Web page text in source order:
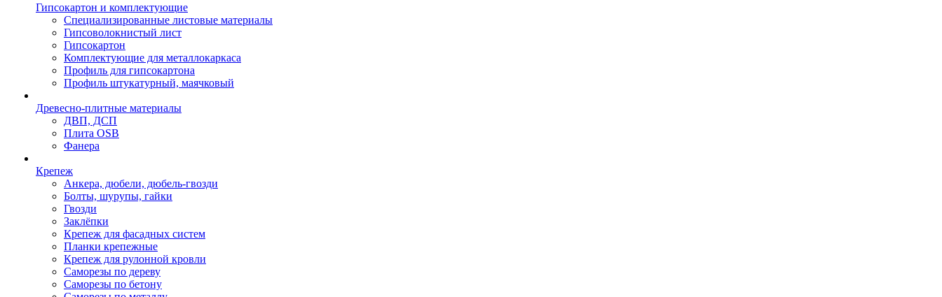
Гипсокартон и комплектующие
Специализированные листовые материалы
Гипсоволокнистый лист
Гипсокартон
Комплектующие для металлокаркаса
Профиль для гипсокартона
Профиль штукатурный, маячковый
Древесно-плитные материалы
ДВП, ДСП
Плита OSB
Фанера
Крепеж
Анкера, дюбели, дюбель-гвозди
Болты, шурупы, гайки
Гвозди
Заклёпки
Крепеж для фасадных систем
Планки крепежные
Крепеж для рулонной кровли
Саморезы по дереву
Саморезы по бетону